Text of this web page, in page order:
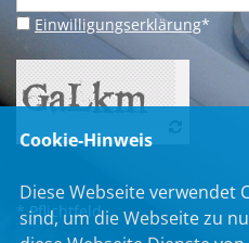
Einwilligungserklärung*
* Pflichtfeld
Cookie-Hinweis
Diese Webseite verwendet
sind, um die Webseite zu